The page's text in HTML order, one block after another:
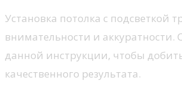
Установка потолка с подсветкой
внимательности и аккуратности.
данной инструкции, чтобы
качественного результата.